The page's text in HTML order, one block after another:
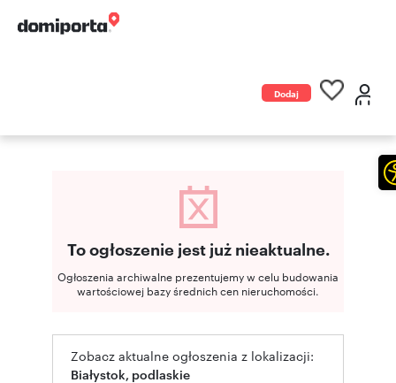
Dodaj
To ogłoszenie jest już nieaktualne.
Ogłoszenia archiwalne prezentujemy w celu budowania
wartościowej bazy średnich cen nieruchomości.
Zobacz aktualne ogłoszenia z lokalizacji:
Białystok, podlaskie